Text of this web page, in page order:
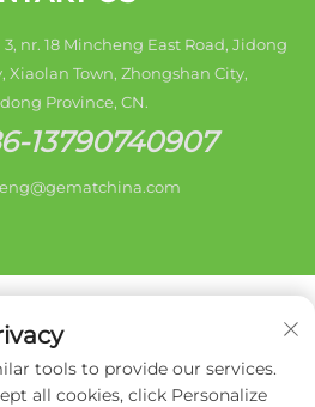
nr. 18 Mincheng East Road, Jidong
Town, Zhongshan City,
Province, CN.
13790740907
City HaiShang Electric
tools to provide our services.
all cookies, click Personalize